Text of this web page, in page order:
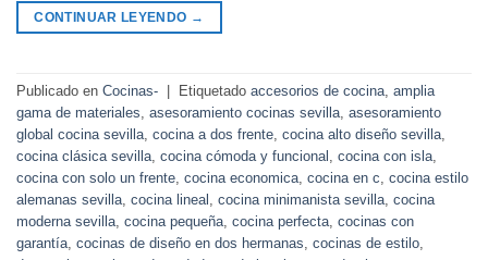
CONTINUAR LEYENDO →
Publicado en Cocinas- Etiquetado accesorios de cocina, amplia
gama de materiales, asesoramiento cocinas sevilla, asesoramiento
global cocina sevilla, cocina a dos frente, cocina alto diseño sevilla,
cocina clásica sevilla, cocina cómoda y funcional , cocina con isla,
cocina con solo un frente, cocina economica, cocina en c, cocina estilo
alemanas sevilla, cocina lineal , cocina minimanista sevilla, cocina
moderna sevilla, cocina pequeña, cocina perfecta, cocinas con
garantía, cocinas de diseño en dos hermanas, cocinas de estilo,